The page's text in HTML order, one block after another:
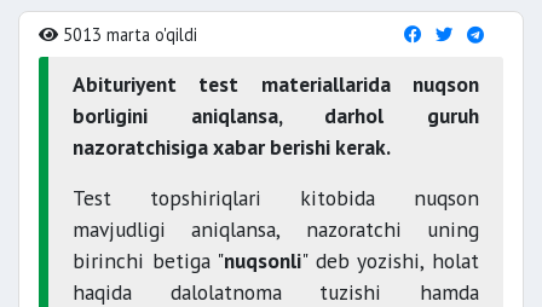
5013 marta o'qildi
Abituriyent test materiallarida nuqson
borligini aniqlansa, darhol guruh
nazoratchisiga xabar berishi kerak.
Test topshiriqlari kitobida nuqson
mavjudligi aniqlansa, nazoratchi uning
birinchi betiga "nuqsonli" deb yozishi, holat
haqida dalolatnoma tuzishi hamda